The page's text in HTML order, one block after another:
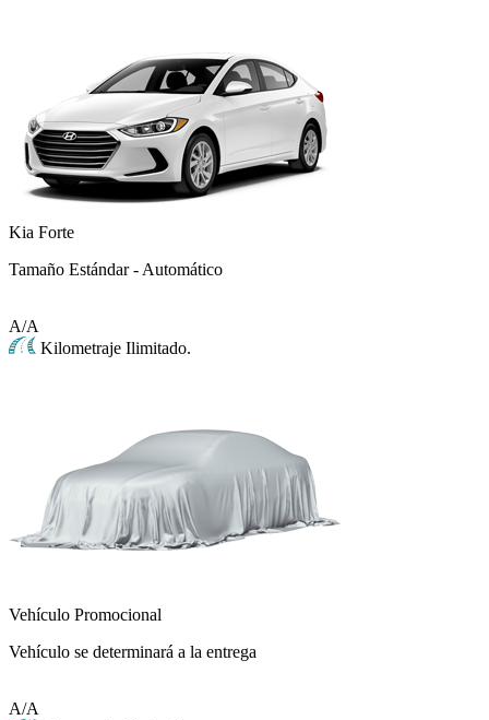
Kia Forte
Tamaño Estándar - Automático
A/A
Kilometraje Ilimitado.
Vehículo Promocional
Vehículo se determinará a la entrega
A/A